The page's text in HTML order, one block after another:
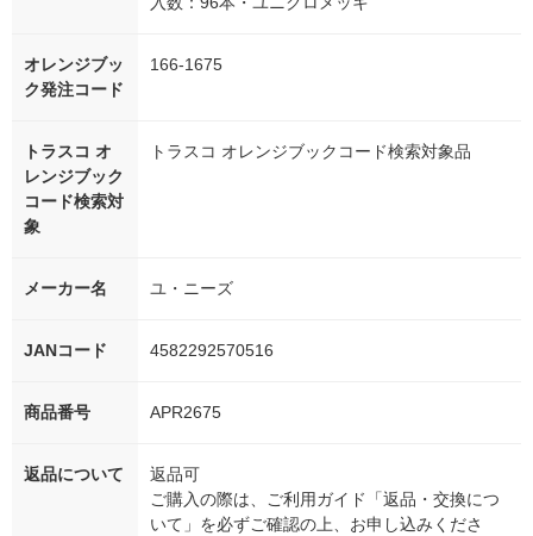
オレンジブッ
ク発注コード
166-1675
トラスコ オ
レンジブック
コード検索対
象
トラスコ オレンジブックコード検索対象品
メーカー名 ユ・ニーズ
JANコード 4582292570516
商品番号 APR2675
返品について
返品可
ご購入の際は、ご利用ガイド「返品・交換につ
いて」を必ずご確認の上、お申し込みくださ